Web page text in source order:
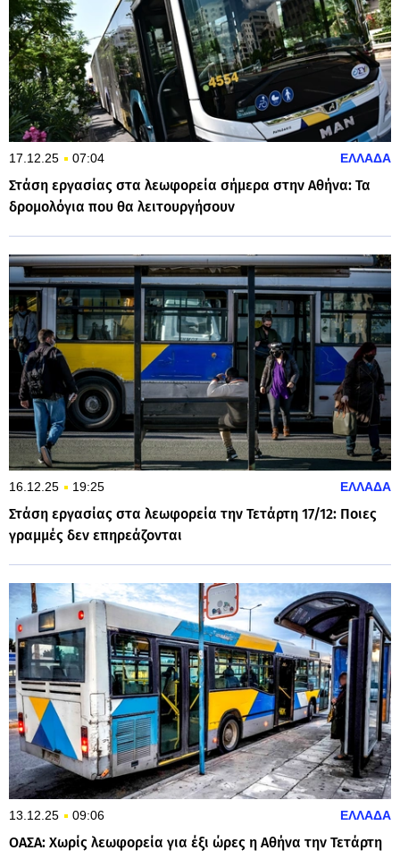
17.12.25 07:04 ΕΛΛΑΔΑ
Στάση εργασίας στα λεωφορεία σήμερα στην Αθήνα: Τα
δρομολόγια που θα λειτουργήσουν
16.12.25 19:25 ΕΛΛΑΔΑ
Στάση εργασίας στα λεωφορεία την Τετάρτη 17/12: Ποιες
γραμμές δεν επηρεάζονται
13.12.25 09:06 ΕΛΛΑΔΑ
ΟΑΣΑ: Χωρίς λεωφορεία για έξι ώρες η Αθήνα την Τετάρτη